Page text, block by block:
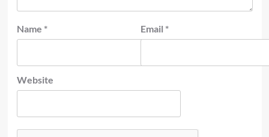
Name * Email *
Website